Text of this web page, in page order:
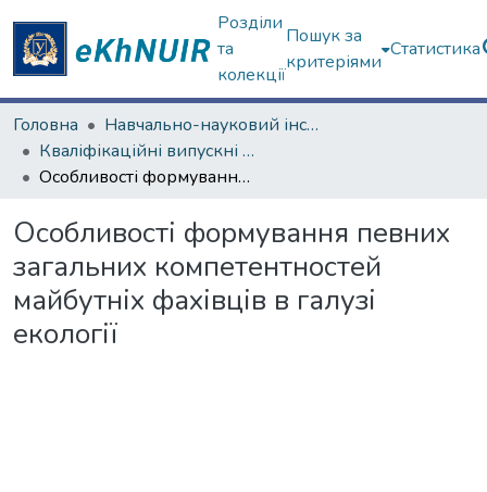
Розділи
та
колекції
Пошук за
критеріями
Статистика
Головна
Навчально-науковий інститут екології, зеленої енергетики та сталого розвитку
Кваліфікаційні випускні роботи магістрів. Навчально-науковий інститут екології, зеленої енергетики та сталого розвитку
Особливості формування певних загальних компетентностей майбутніх фахівців в галузі екології
Особливості формування певних
загальних компетентностей
майбутніх фахівців в галузі
екології